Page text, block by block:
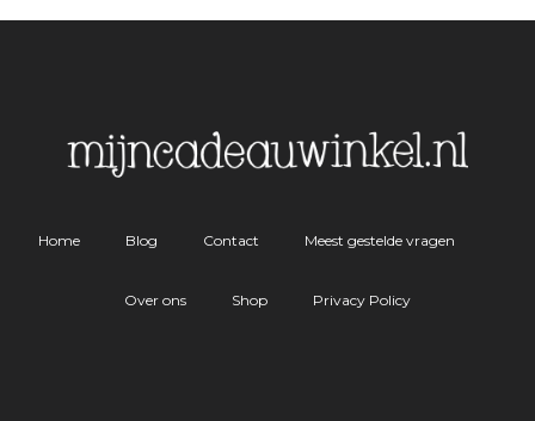
Home Blog Contact Meest gestelde vragen
Over ons Shop Privacy Policy